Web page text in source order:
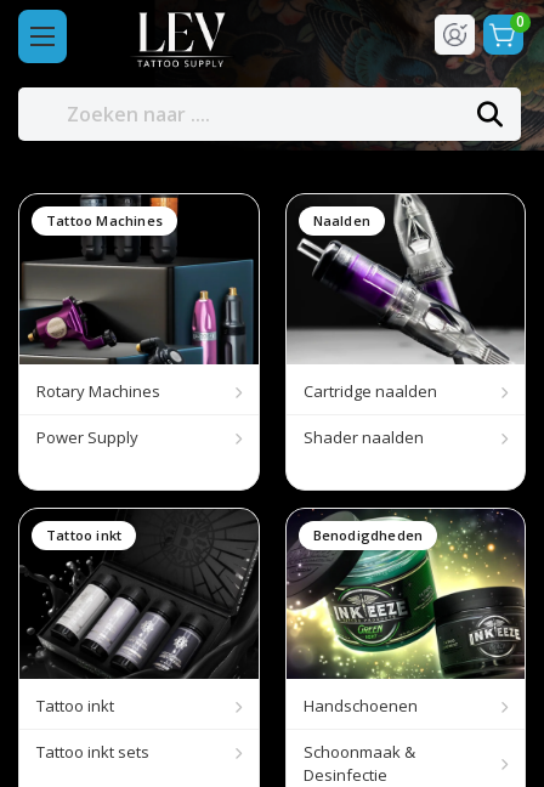
0
Tattoo Machines
Rotary Machines
Power Supply
Naalden
Cartridge naalden
Shader naalden
Tattoo inkt
Tattoo inkt
Tattoo inkt sets
Benodigdheden
Handschoenen
Schoonmaak &
Desinfectie